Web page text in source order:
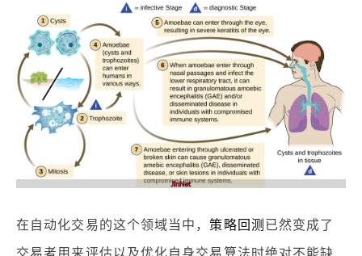
在自动化交易的这个领域当中，策略回测 已然变成了
交易者用来评估以及优化自身交易算法时绝对不能缺